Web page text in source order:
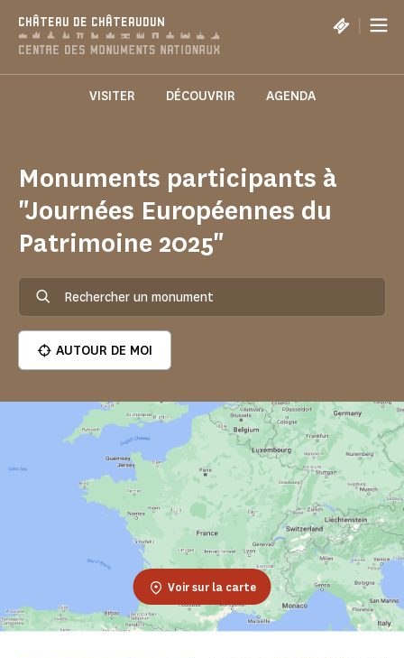
CHÂTEAU DE CHÂTEAUDUN |
VISITER DÉCOUVRIR AGENDA
Monuments participants à
"Journées Européennes du
Patrimoine 2025"
AUTOUR DE MOI
Voir sur la carte